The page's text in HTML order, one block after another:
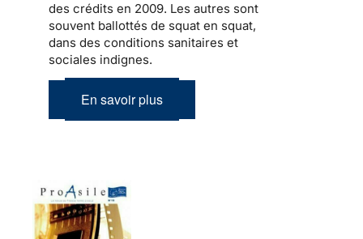
des crédits en 2009. Les autres sont
souvent ballottés de squat en squat,
dans des conditions sanitaires et
sociales indignes.
En savoir plus